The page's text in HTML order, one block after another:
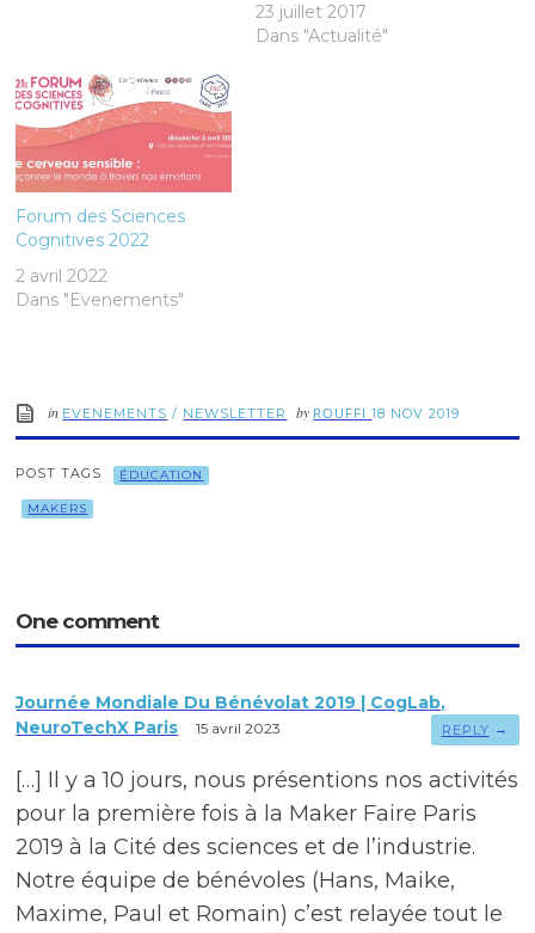
23 juillet 2017
Dans "Actualité"
Forum des Sciences
Cognitives 2022
2 avril 2022
Dans "Evenements"
in EVENEMENTS / NEWSLETTER by ROUFFI18 NOV 2019
POST TAGS ÉDUCATION
MAKERS
One comment
Journée Mondiale Du Bénévolat 2019 | CogLab,
NeuroTechX Paris
15 avril 2023 REPLY →
[…] Il y a 10 jours, nous présentions nos activités
pour la première fois à la Maker Faire Paris
2019 à la Cité des sciences et de l’industrie.
Notre équipe de bénévoles (Hans, Maike,
Maxime, Paul et Romain) c’est relayée tout le